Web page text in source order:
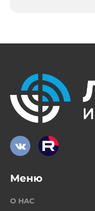
Меню
О НАС